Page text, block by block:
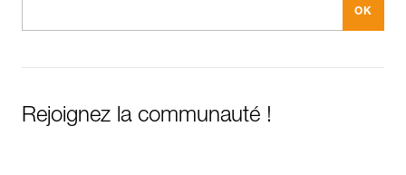
Rejoignez la communauté !